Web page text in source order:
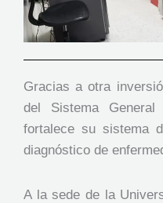
Gracias a otra
del Sistema
fortalece su sistema
diagnóstico de
A la sede de la